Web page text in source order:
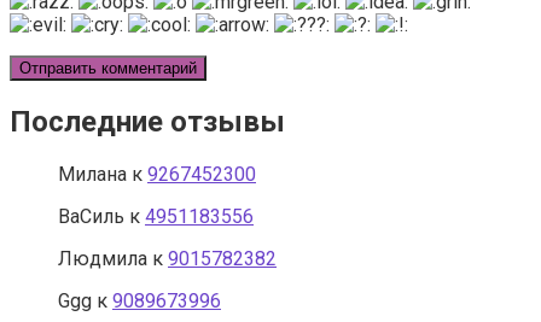
Последние отзывы
Милана к 9267452300
ВаСиль к 4951183556
Людмила к 9015782382
Ggg к 9089673996